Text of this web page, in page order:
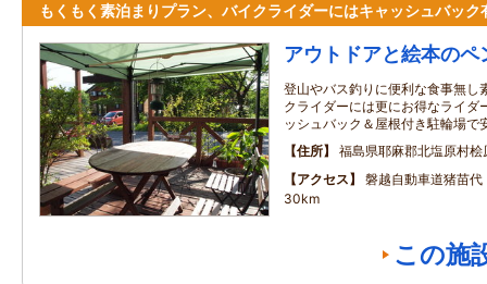
もくもく素泊まりプラン、バイクライダーにはキャッシュバック
アウトドアと絵本の
登山やバス釣りに便利な食事無し
クライダーには更にお得なライダ
ッシュバック＆屋根付き駐輪場で
住所
福島県耶麻郡北塩原村桧
アクセス
磐越自動車道猪苗
30km
この施